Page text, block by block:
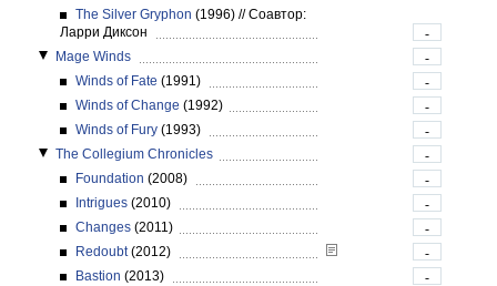
The Silver Gryphon (1996) //Соавтор:
Ларри Диксон
-
Mage Winds
-
Winds of Fate (1991)
-
Winds of Change (1992)
-
Winds of Fury (1993)
-
The Collegium Chronicles
-
Foundation (2008)
-
Intrigues (2010)
-
Changes (2011)
-
Redoubt(2012)
-
Bastion (2013)
-